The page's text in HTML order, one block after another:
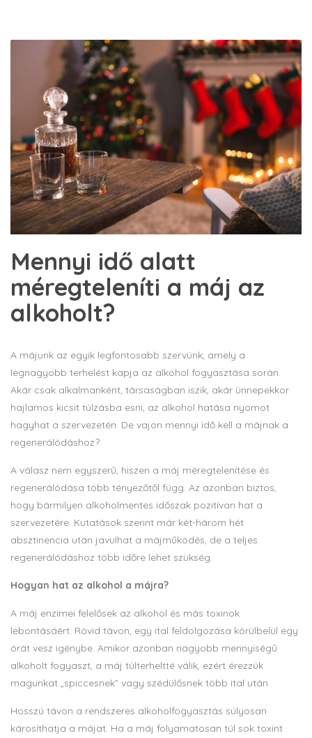
Mennyi idő alatt
méregteleníti a máj az
alkoholt?
A májunk az egyik legfontosabb szervünk, amely a
legnagyobb terhelést kapja az alkohol fogyasztása során.
Akár csak alkalmanként, társaságban iszik, akár ünnepekkor
hajlamos kicsit túlzásba esni, az alkohol hatása nyomot
hagyhat a szervezetén. De vajon mennyi idő kell a májnak a
regenerálódáshoz?
A válasz nem egyszerű, hiszen a máj méregtelenítése és
regenerálódása több tényezőtől függ. Az azonban biztos,
hogy bármilyen alkoholmentes időszak pozitívan hat a
szervezetére. Kutatások szerint már két-három hét
absztinencia után javulhat a májműködés, de a teljes
regenerálódáshoz több időre lehet szükség.
Hogyan hat az alkohol a májra?
A máj enzimei felelősek az alkohol és más toxinok
lebontásáért. Rövid távon, egy ital feldolgozása körülbelül egy
órát vesz igénybe. Amikor azonban nagyobb mennyiségű
alkoholt fogyaszt, a máj túlterheltté válik, ezért érezzük
magunkat „spiccesnek” vagy szédülősnek több ital után.
Hosszú távon a rendszeres alkoholfogyasztás súlyosan
károsíthatja a májat. Ha a máj folyamatosan túl sok toxint